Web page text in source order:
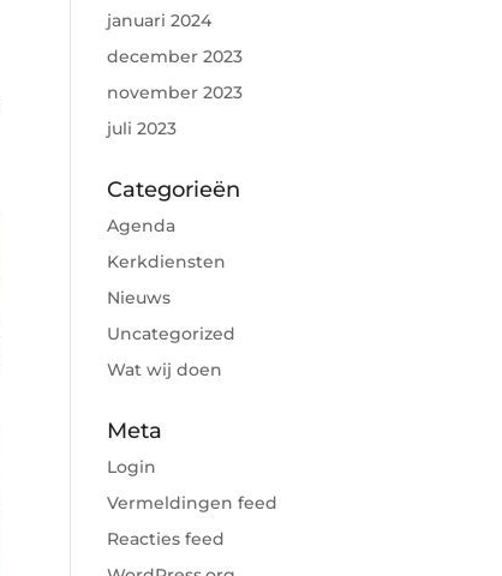
januari 2024
december 2023
november 2023
juli 2023
Categorieën
Agenda
Kerkdiensten
Nieuws
Uncategorized
Wat wij doen
Meta
Login
Vermeldingen feed
Reacties feed